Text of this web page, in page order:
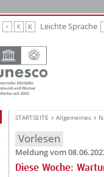
K K K Leichte Sprache
STARTSEITE Allgemeines
Vorlesen
Meldung vom
Diese Woche: